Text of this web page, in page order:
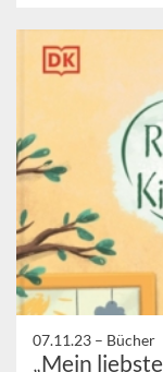
07.11.23 – Bücher
„Mein